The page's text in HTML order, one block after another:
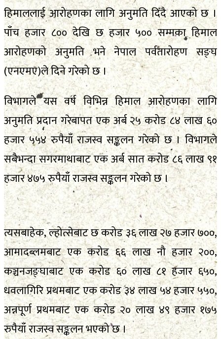
हिमाललाई आरोहणका लागि अनुमति दिँदै आएको छ ।
पाँच हजार ८०० देखि छ हजार ५०० सम्मका हिमाल
आरोहणको अनुमति भने नेपाल पर्वतारोहण सङ्घ
(एनएमए)ले दिने गरेको छ ।
विभागले यस वर्ष विभिन्न हिमाल आरोहणका लागि
अनुमति प्रदान गरेबापत एक अर्ब २५ करोड ८४ लाख ६०
हजार ५५४ रुपैयाँ राजस्व सङ्कलन गरेको छ । विभागले
सबैभन्दा सगरमाथाबाट एक अर्ब सात करोड ८६ लाख ९१
हजार ४७५ रुपैयाँ राजस्व सङ्कलन गरेको छ ।
त्यसबाहेक, ल्होत्सेबाट छ करोड ३६ लाख २७ हजार ७००,
आमादब्लमबाट एक करोड ६६ लाख नौ हजार २००,
कञ्चनजङ्घाबाट एक करोड ६० लाख ८१ हजार ६५०,
धवलागिरि प्रथमबाट एक करोड ३४ लाख ५४ हजार ५५०,
अन्नपूर्ण प्रथमबाट एक करोड २० लाख ४९ हजार १७५
रुपैयाँ राजस्व सङ्कलन भएको छ ।